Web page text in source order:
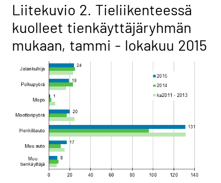
Liitekuvio 2. Tieliikenteessä
kuolleet tienkäyttäjäryhmän
mukaan, tammi - lokakuu 2015